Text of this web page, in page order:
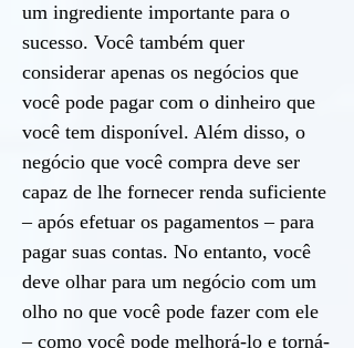
um ingrediente importante para o
sucesso. Você também quer
considerar apenas os negócios que
você pode pagar com o dinheiro que
você tem disponível. Além disso, o
negócio que você compra deve ser
capaz de lhe fornecer renda suficiente
– após efetuar os pagamentos – para
pagar suas contas. No entanto, você
deve olhar para um negócio com um
olho no que você pode fazer com ele
– como você pode melhorá-lo e torná-